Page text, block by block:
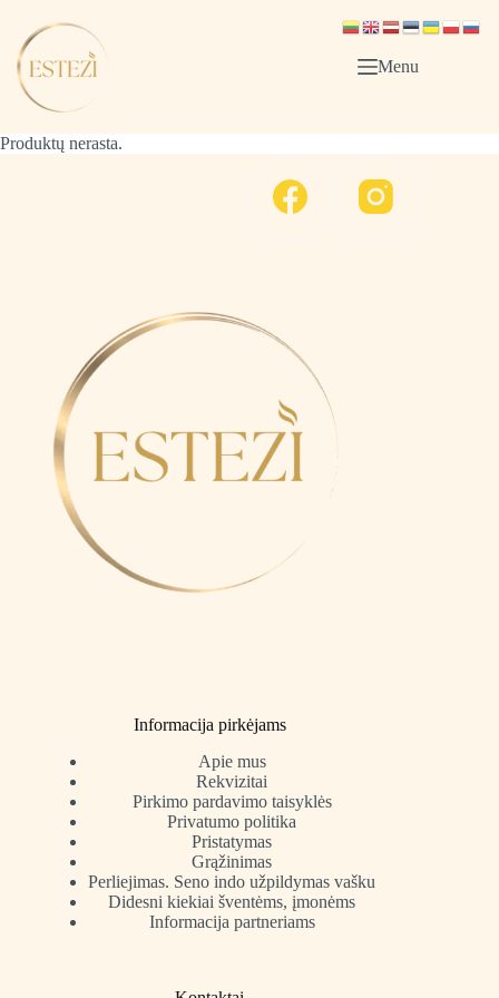
content
Menu
Produktų nerasta.
Informacija pirkėjams
Apie mus
Rekvizitai
Pirkimo pardavimo taisyklės
Privatumo politika
Pristatymas
Grąžinimas
Perliejimas. Seno indo užpildymas vašku
Didesni kiekiai šventėms, įmonėms
Informacija partneriams